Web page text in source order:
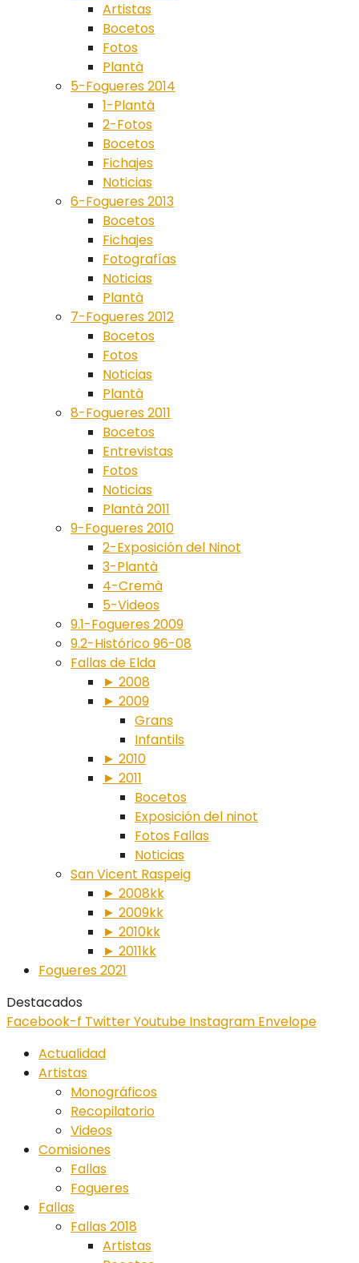
Artistas
Bocetos
Fotos
Plantà
5-Fogueres 2014
1-Plantà
2-Fotos
Bocetos
Fichajes
Noticias
6-Fogueres 2013
Bocetos
Fichajes
Fotografías
Noticias
Plantà
7-Fogueres 2012
Bocetos
Fotos
Noticias
Plantà
8-Fogueres 2011
Bocetos
Entrevistas
Fotos
Noticias
Plantà 2011
9-Fogueres 2010
2-Exposición del Ninot
3-Plantà
4-Cremà
5-Videos
9.1-Fogueres 2009
9.2-Histórico 96-08
Fallas de Elda
► 2008
► 2009
Grans
Infantils
► 2010
► 2011
Bocetos
Exposición del ninot
Fotos Fallas
Noticias
San Vicent Raspeig
► 2008kk
► 2009kk
► 2010kk
► 2011kk
Fogueres 2021
Destacados
Facebook-f TwitterYoutube Instagram Envelope
Actualidad
Artistas
Monográficos
Recopilatorio
Videos
Comisiones
Fallas
Fogueres
Fallas
Fallas 2018
Artistas